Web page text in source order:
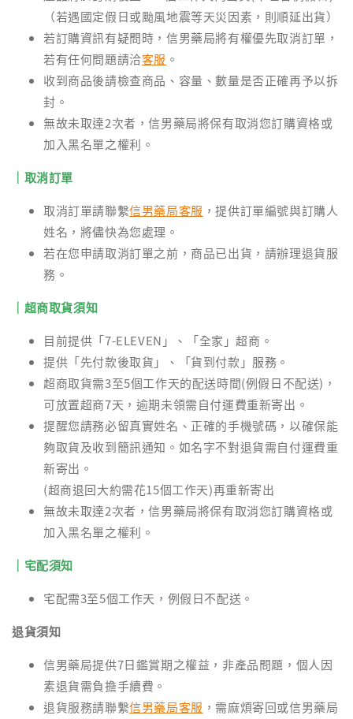
（若遇國定假日或颱風地震等天災因素，則順延出貨）
若訂購資訊有疑問時，信男藥局將有權優先取消訂單，
若有任何問題請洽客服 。
收到商品後請檢查商品、容量、數量是否正確再予以拆
封。
無故未取達2次者，信男藥局將保有取消您訂購資格或
加入黑名單之權利。
｜取消訂單
取消訂單請聯繫信男藥局客服 ，提供訂單編號與訂購人
姓名，將儘快為您處理。
若在您申請取消訂單之前，商品已出貨，請辦理退貨服
務。
｜超商取貨須知
目前提供「7-ELEVEN」、「全家」超商。
提供「先付款後取貨」、「貨到付款」服務。
超商取貨需3至5個工作天的配送時間(例假日不配送)，
可放置超商7天，逾期未領需自付運費重新寄出。
提醒您請務必留真實姓名、正確的手機號碼，以確保能
夠取貨及收到簡訊通知。如名字不對退貨需自付運費重
新寄出。
(超商退回大約需花15個工作天)再重新寄出
無故未取達2次者，信男藥局將保有取消您訂購資格或
加入黑名單之權利。
｜宅配須知
宅配需3至5個工作天，例假日不配送。
退貨須知
信男藥局提供7日鑑賞期之權益，非產品問題，個人因
素退貨需負擔手續費。
退貨服務請聯繫信男藥局客服 ，需麻煩寄回或信男藥局